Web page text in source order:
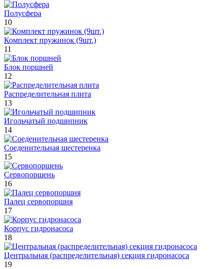
Полусфера
10
Комплект пружинок (9шт.)
11
Блок поршней
12
Распределительная плита
13
Игольчатый подшипник
14
Соеденительная шестеренка
15
Сервопоршень
16
Палец сервопоршня
17
Корпус гидронасоса
18
Центральная (распределительная) секция гидронасоса
19